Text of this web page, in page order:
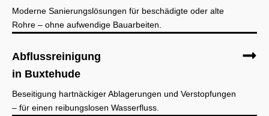
Moderne Sanierungslösungen für beschädigte oder alte
Rohre – ohne aufwendige Bauarbeiten.
Abflussreinigung
in Buxtehude
Beseitigung hartnäckiger Ablagerungen und Verstopfungen
– für einen reibungslosen Wasserfluss.